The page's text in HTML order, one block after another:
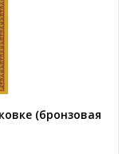
(бронзовая